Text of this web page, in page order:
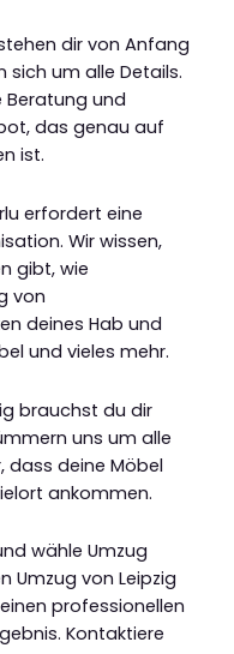
dir von Anfang
sich um alle Details.
Beratung und
das genau auf
ist.
erfordert eine
Wir wissen,
gibt, wie
von
deines Hab und
und vieles mehr.
brauchst du dir
uns um alle
dass deine Möbel
ankommen.
wähle Umzug
Umzug von Leipzig
professionellen
Kontaktiere